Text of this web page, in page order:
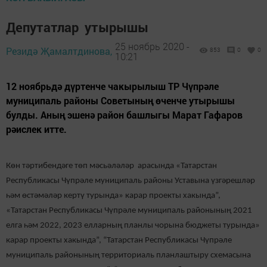
Депутатлар утырышы
Резидә Җамалтдинова, 25 ноябрь 2020 -
10:21
853 0 0
12 ноябрьдә дүртенче чакырылыш ТР Чүпрәле
муниципаль районы Советының өченче утырышы
булды. Аның эшенә район башлыгы Марат Гафаров
рәислек итте.
Көн тәртибендәге төп мәсьәләләр арасында «Татарстан
Республикасы Чүпрәле муниципаль районы Уставына үзгәрешләр
һәм өстәмәләр кертү турында» карар проекты хакында”,
«Татарстан Республикасы Чүпрәле муниципаль районының 2021
елга һәм 2022, 2023 елларның планлы чорына бюджеты турында»
карар проекты хакында”, “Татарстан Республикасы Чүпрәле
муниципаль районының территориаль планлаштыру схемасына